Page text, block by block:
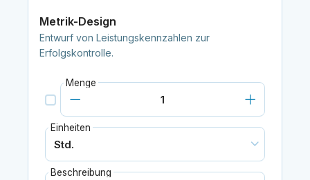
Metrik-Design
Entwurf von Leistungskennzahlen zur
Erfolgskontrolle.
Menge
Einheiten
Beschreibung